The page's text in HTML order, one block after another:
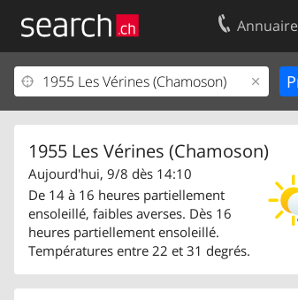
Annuaire
1955 Les Vérines (Chamoson)
Aujourd'hui, 9/8 dès 14:10
De 14 à 16 heures partiellement
ensoleillé, faibles averses. Dès 16
heures partiellement ensoleillé.
Températures entre 22 et 31 degrés.
Votre inscription
Centre clients
Mentions Légales